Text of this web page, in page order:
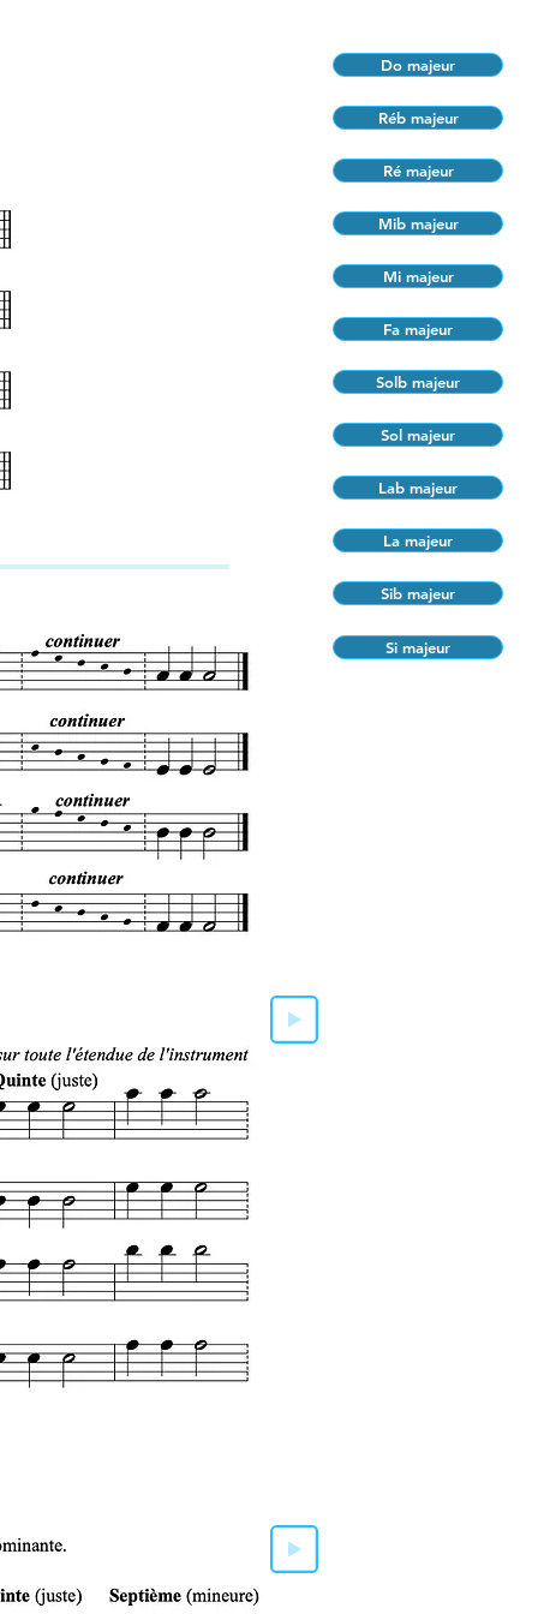
Do majeur
Réb majeur
Ré majeur
Mib majeur
Mi majeur
Fa majeur
Solb majeur
Sol majeur
Lab majeur
La majeur
Sib majeur
Si majeur